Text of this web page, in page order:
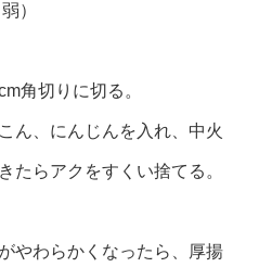
）
角切りに切る。
ん、にんじんを入れ、中火
たらアクをすくい捨てる。
やわらかくなったら、厚揚